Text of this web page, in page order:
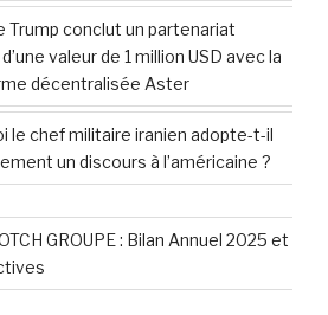
Trump conclut un partenariat
valeur de 1 million USD avec la
décentralisée Aster
le chef militaire iranien adopte-t-il
un discours à l’américaine ?
GROUPE : Bilan Annuel 2025 et